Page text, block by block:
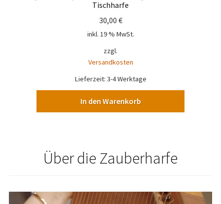
Tischharfe
30,00 €
inkl. 19 % MwSt.
zzgl.
Versandkosten
Lieferzeit: 3-4 Werktage
In den Warenkorb
Über die Zauberharfe